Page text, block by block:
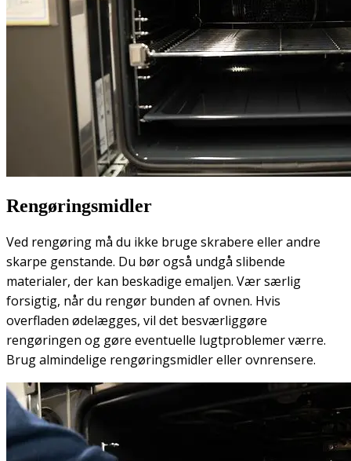
Rengøringsmidler
Ved rengøring må du ikke bruge skrabere eller andre
skarpe genstande. Du bør også undgå slibende
materialer, der kan beskadige emaljen. Vær særlig
forsigtig, når du rengør bunden af ovnen. Hvis
overfladen ødelægges, vil det besværliggøre
rengøringen og gøre eventuelle lugtproblemer værre.
Brug almindelige rengøringsmidler eller ovnrensere.